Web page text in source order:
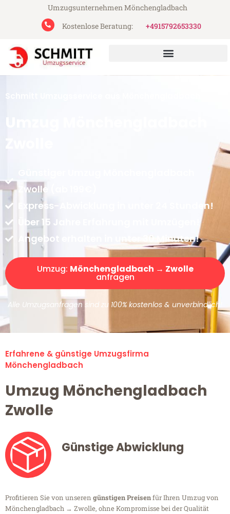
Umzugsunternehmen Mönchengladbach
Kostenlose Beratung:
+4915792653330
Schmitt Umzugsservice aus Mönchengladbach
Zwolle (ab 199€)
Express-Abwicklung in unter 24 Stunden!
Über 15 Jahre Erfahrung mit Umzügen!
Angebot erhalten in unter 30 Minuten!
Umzug: Mönchengladbach → Zwolle
anfragen
Alle Umzugsanfragen sind zu 100% kostenlos & unverbindlich!
Erfahrene & günstige Umzugsfirma
Mönchengladbach
Umzug Mönchengladbach
Zwolle
Günstige Abwicklung
Profitieren Sie von unseren günstigen Preisenfür Ihren Umzug von
Mönchengladbach → Zwolle, ohne Kompromisse bei der Qualität